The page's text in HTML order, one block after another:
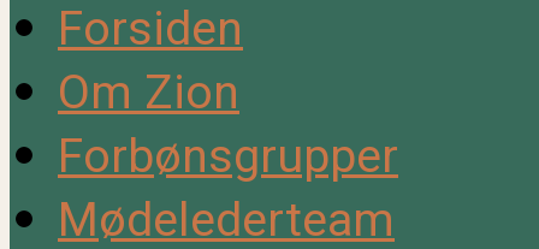
Forsiden
Om Zion
Forbønsgrupper
Mødelederteam